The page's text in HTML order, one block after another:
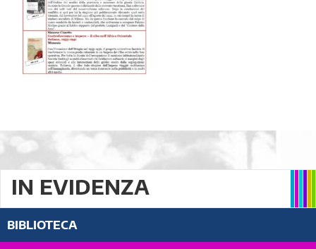
IN EVIDENZA
BIBLIOTECA